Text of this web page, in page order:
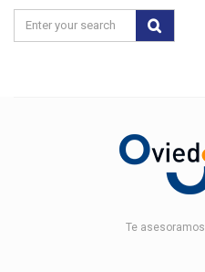
Te asesoramos